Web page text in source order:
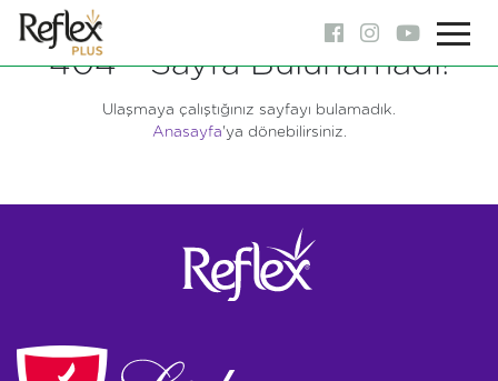
404 - Sayfa Bulunamadı!
Ulaşmaya çalıştığınız sayfayı bulamadık.
Anasayfa'ya dönebilirsiniz.